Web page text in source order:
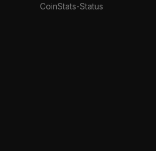
CoinStats-Status